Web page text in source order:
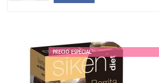
PRECIO ESPECIAL